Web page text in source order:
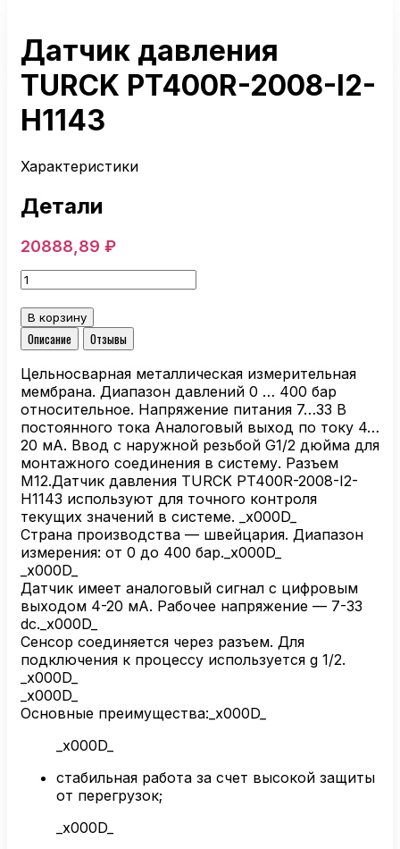
Датчик давления
TURCK PT400R-2008-I2-
H1143
Характеристики
Детали
20888,89 ₽
Количество
товара
Датчик
давления
TURCK
PT400R-
2008-
I2-
H1143
В корзину
Описание
Отзывы
Цельносварная металлическая измерительная
мембрана. Диапазон давлений 0 … 400 бар
относительное. Напряжение питания 7…33 В
постоянного тока Аналоговый выход по току 4…
20 мА. Ввод с наружной резьбой G1/2 дюйма для
монтажного соединения в систему. Разъем
M12.Датчик давления TURCK PT400R-2008-I2-
H1143 используют для точного контроля
текущих значений в системе. _x000D_
Страна производства — швейцария. Диапазон
измерения: от 0 до 400 бар._x000D_
_x000D_
Датчик имеет аналоговый сигнал с цифровым
выходом 4-20 мА. Рабочее напряжение — 7-33
dc._x000D_
Сенсор соединяется через разъем. Для
подключения к процессу используется g 1/2.
_x000D_
_x000D_
Основные преимущества:_x000D_
_x000D_
стабильная работа за счет высокой защиты
от перегрузок;
_x000D_